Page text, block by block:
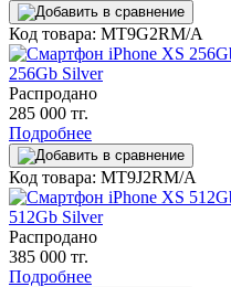
Код товара: MT9G2RM/A
256Gb Silver
Распродано
285 000 тг.
Подробнее
Код товара: MT9J2RM/A
512Gb Silver
Распродано
385 000 тг.
Подробнее